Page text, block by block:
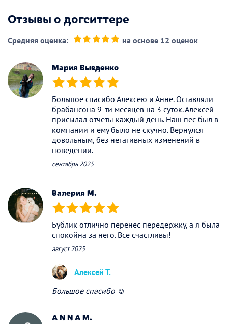
Отзывы о догситтере
Средняя оценка: на основе 12 оценок
Мария Вывденко
(*) (*) (*) (*) (*)
Большое спасибо Алексею и Анне. Оставляли
брабансона 9-ти месяцев на 3 суток. Алексей
присылал отчеты каждый день. Наш пес был в
компании и ему было не скучно. Вернулся
довольным, без негативных изменений в
поведении.
сентябрь 2025
Валерия М.
(*) (*) (*) (*) (*)
Бублик отлично перенес передержку, а я была
спокойна за него. Все счастливы!
август 2025
Алексей Т.
Большое спасибо ☺️
A N N A M.